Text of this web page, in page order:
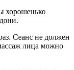
хорошенько
Сеанс не должен
лица можно